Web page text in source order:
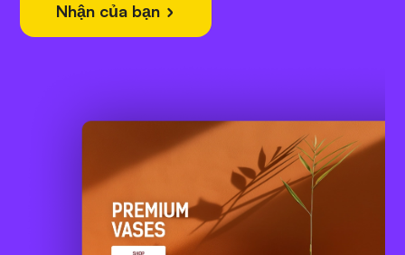
Nhận của bạn